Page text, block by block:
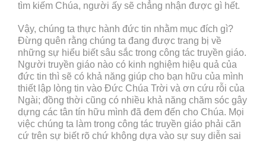
tìm kiếm Chúa, người ấy sẽ chẳng nhận được gì hết.
Vậy, chúng ta thực hành đức tin nhằm mục đích gì?
Đừng quên rằng chúng ta đang được trang bị về
những sự hiểu biết sâu sắc trong công tác truyền giáo.
Người truyền giáo nào có kinh nghiệm hiệu quả của
đức tin thì sẽ có khả năng giúp cho bạn hữu của mình
thiết lập lòng tin vào Đức Chúa Trời và ơn cứu rỗi của
Ngài; đồng thời cũng có nhiều khả năng chăm sóc gây
dựng các tân tín hữu mình đã đem đến cho Chúa. Mọi
việc chúng ta làm trong công tác truyền giáo phải căn
cứ trên sự biết rõ chứ không dựa vào sự suy diễn sai